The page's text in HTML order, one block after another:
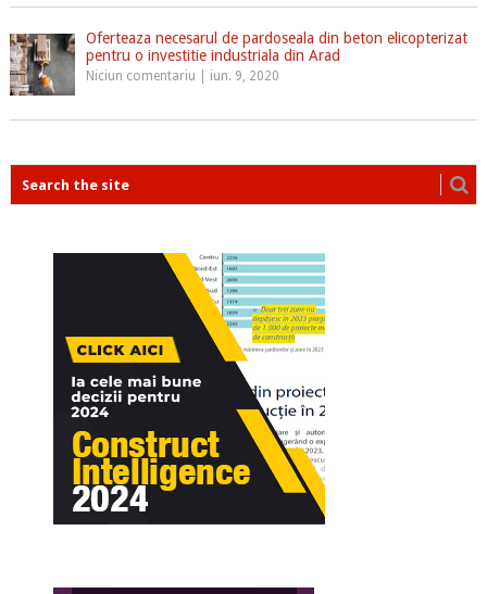
Oferteaza necesarul de pardoseala din beton elicopterizat
pentru o investitie industriala din Arad
Niciun comentariu iun. 9, 2020